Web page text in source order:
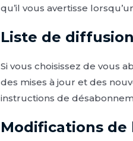
qu’il vous avertisse
Liste de diffusion
Si vous choisissez de vous
des mises à jour et des
instructions de
Modifications